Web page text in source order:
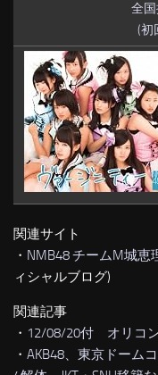
全国
(初
関連サイト
・ NMB48 チームM城
ィシャルブログ)
関連記事
・ 12/08/20付 オリコ
・ AKB48、東京ドーム